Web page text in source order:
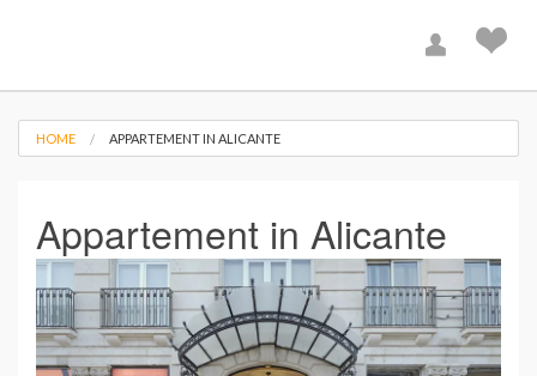
HOME APPARTEMENT IN ALICANTE
Appartement in Alicante